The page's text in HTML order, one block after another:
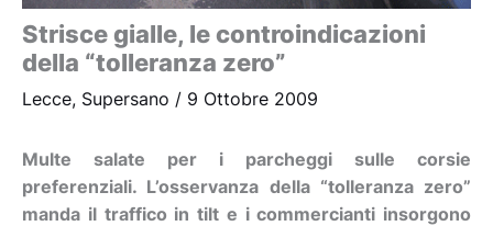
Strisce gialle, le controindicazioni
della “tolleranza zero”
Lecce, Supersano / 9 Ottobre 2009
Multe salate per i parcheggi sulle corsie
preferenziali. L’osservanza della “tolleranza zero”
manda il traffico in tilt e i commercianti insorgono